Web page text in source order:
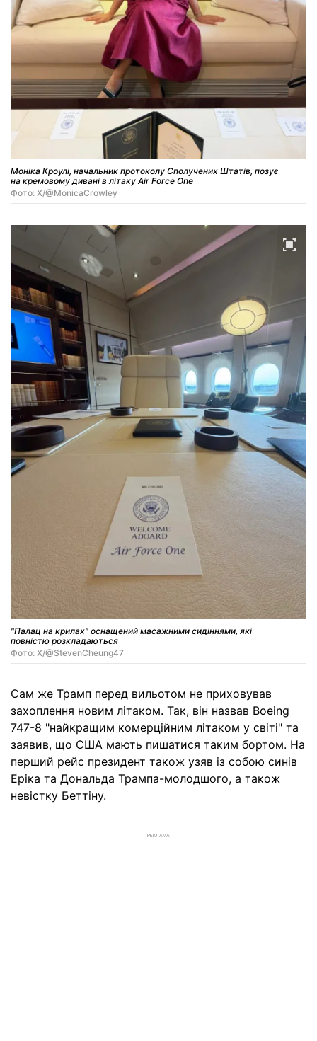
Моніка Кроулі, начальник протоколу Сполучених Штатів, позує
на кремовому дивані в літаку Air Force One
Фото: X/@MonicaCrowley
"Палац на крилах" оснащений масажними сидіннями, які
повністю розкладаються
Фото: X/@StevenCheung47
Сам же Трамп перед вильотом не приховував
захоплення новим літаком. Так, він назвав Boeing
747-8 "найкращим комерційним літаком у світі" та
заявив, що США мають пишатися таким бортом. На
перший рейс президент також узяв із собою синів
Еріка та Дональда Трампа-молодшого, а також
невістку Беттіну.
РЕКЛАМА